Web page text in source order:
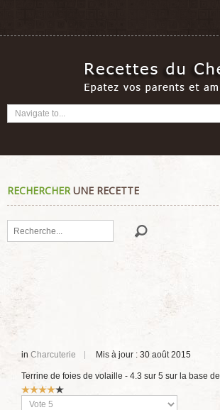
RECHERCHERUNE RECETTE
Rechercher
in Charcuterie Mis à jour : 30 août 2015
Terrine de foies de volaille - 4.3 sur 5 sur la base de
Vote
utilisateur:
Veuillez